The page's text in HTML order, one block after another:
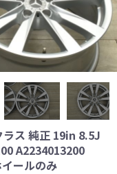
ラス 純正 19in 8.5J
A2234013200
ールのみ